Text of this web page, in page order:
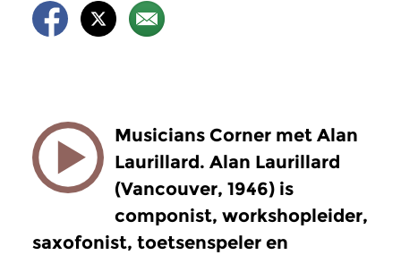
Musicians Corner met Alan
Laurillard. Alan Laurillard
(Vancouver, 1946) is
componist, workshopleider,
saxofonist, toetsenspeler en